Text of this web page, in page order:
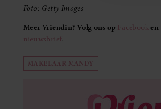
Foto: Getty Images
Meer Vriendin? Volg ons op Facebooken
nieuwsbrief.
MAKELAAR MANDY